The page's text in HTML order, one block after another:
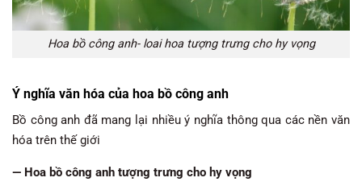
Hoa bồ công anh- loai hoa tượng trưng cho hy vọng
Ý nghĩa văn hóa của hoa bồ công anh
Bồ công anh đã mang lại nhiều ý nghĩa thông qua các nền văn
hóa trên thế giới
— Hoa bồ công anh tượng trưng cho hy vọng